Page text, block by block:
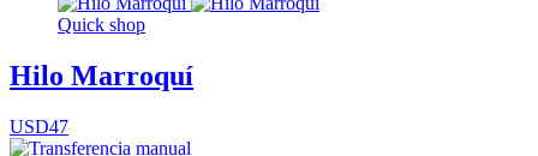
Quick shop
Hilo Marroquí
USD47